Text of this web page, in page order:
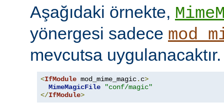
Aşağıdaki örnekte,
yönergesi sadece
mevcutsa uygulanacaktır.
<IfModule mod_mime_magic. c>
MimeMagicFile
"conf/magic"
</IfModule>